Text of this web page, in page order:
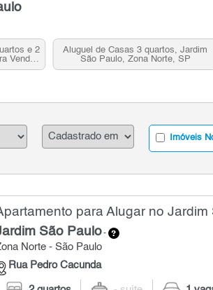
e 2
Venda,
Aluguel de Casas 3 quartos, Jardim
São Paulo, Zona Norte, SP
Imóveis
para Alugar no
São Paulo-
Norte - São Paulo
Rua Pedro Cacunda